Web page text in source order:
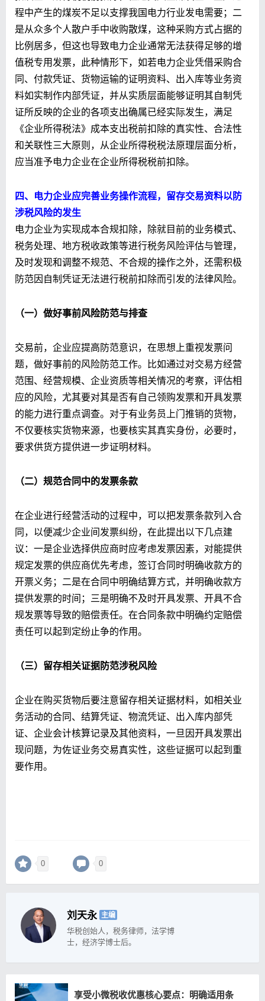
程中产生的煤炭不足以支撑我国电力行业发电需要；二
是从众多个人散户手中收购散煤，这种采购方式占据的
比例居多，但这也导致电力企业通常无法获得足够的增
值税专用发票，此种情形下，如若电力企业凭借采购合
同、付款凭证、货物运输的证明资料、出入库等业务资
料如实制作内部凭证，并从实质层面能够证明其自制凭
证所反映的企业的各项支出确属已经实际发生，满足
《企业所得税法》成本支出税前扣除的真实性、合法性
和关联性三大原则，从企业所得税税法原理层面分析，
应当准予电力企业在企业所得税税前扣除。
四、电力企业应完善业务操作流程，留存交易资料以防
涉税风险的发生
电力企业为实现成本合规扣除，除就目前的业务模式、
税务处理、地方税收政策等进行税务风险评估与管理，
及时发现和调整不规范、不合规的操作之外，还需积极
防范因自制凭证无法进行税前扣除而引发的法律风险。
（一）做好事前风险防范与排查
交易前，企业应提高防范意识，在思想上重视发票问
题，做好事前的风险防范工作。比如通过对交易方经营
范围、经营规模、企业资质等相关情况的考察，评估相
应的风险，尤其要对其是否有自己领购发票和开具发票
的能力进行重点调查。对于有业务员上门推销的货物，
不仅要核实货物来源，也要核实其真实身份，必要时，
要求供货方提供进一步证明材料。
（二）规范合同中的发票条款
在企业进行经营活动的过程中，可以把发票条款列入合
同，以便减少企业间发票纠纷，在此提出以下几点建
议：一是企业选择供应商时应考虑发票因素，对能提供
规定发票的供应商优先考虑，签订合同时明确收款方的
开票义务；二是在合同中明确结算方式，并明确收款方
提供发票的时间；三是明确不及时开具发票、开具不合
规发票等导致的赔偿责任。在合同条款中明确约定赔偿
责任可以起到定纷止争的作用。
（三）留存相关证据防范涉税风险
企业在购买货物后要注意留存相关证据材料，如相关业
务活动的合同、结算凭证、物流凭证、出入库内部凭
证、企业会计核算记录及其他资料，一旦因开具发票出
现问题，为佐证业务交易真实性，这些证据可以起到重
要作用。
0 0
刘天永 主编
华税创始人，税务律师，法学博
士，经济学博士后。
享受小微税收优惠核心要点：明确适用条